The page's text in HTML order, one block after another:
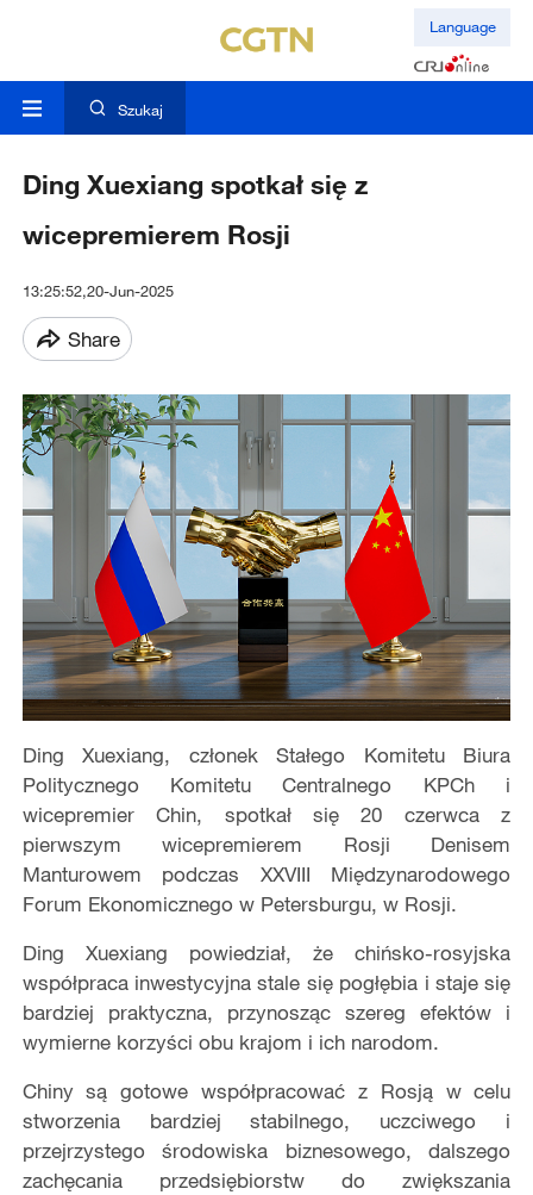
Language
Szukaj
Ding Xuexiang spotkał się z
wicepremierem Rosji
13:25:52,20-Jun-2025
Share
Ding Xuexiang, członek Stałego Komitetu Biura
Politycznego Komitetu Centralnego KPCh i
wicepremier Chin, spotkał się 20 czerwca z
pierwszym wicepremierem Rosji Denisem
Manturowem podczas XXVIII Międzynarodowego
Forum Ekonomicznego w Petersburgu, w Rosji.
Ding Xuexiang powiedział, że chińsko-rosyjska
współpraca inwestycyjna stale się pogłębia i staje się
bardziej praktyczna, przynosząc szereg efektów i
wymierne korzyści obu krajom i ich narodom.
Chiny są gotowe współpracować z Rosją w celu
stworzenia bardziej stabilnego, uczciwego i
przejrzystego środowiska biznesowego, dalszego
zachęcania przedsiębiorstw do zwiększania